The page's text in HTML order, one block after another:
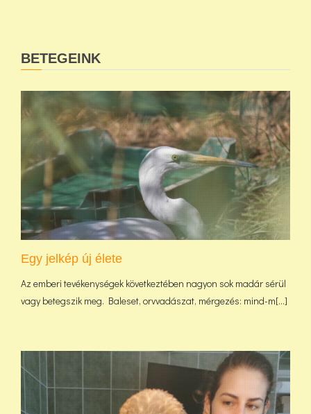
BETEGEINK
Egy jelkép új élete
Az emberi tevékenységek következtében nagyon sok madár sérül
vagy betegszik meg. Baleset, orvvadászat, mérgezés: mind-m[...]